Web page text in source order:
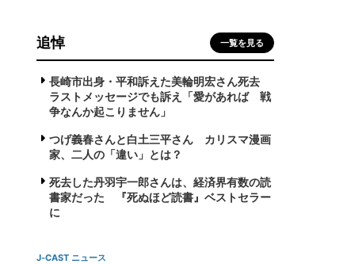
追悼 一覧を見る
長崎市出身・平和訴えた美輪明宏さん死去
ラストメッセージでも訴え「愛があれば 戦
争なんか起こりません」
つげ義春さんと白土三平さん カリスマ漫画
家、二人の「違い」とは？
死去した丹羽宇一郎さんは、経済界有数の読
書家だった 『死ぬほど読書』ベストセラー
に
J-CAST ニュース